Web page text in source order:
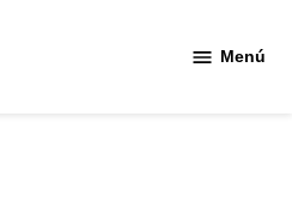
Menú